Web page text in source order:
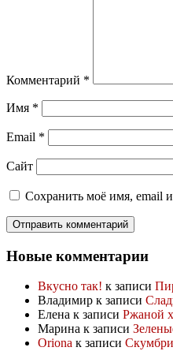
Комментарий *
Имя *
Email *
Сайт
Сохранить моё имя, email
Новые комментарии
Вкусно так! к записи
Владимир к записи
Елена к записи Ржаной
Марина к записи
Oriona к записи